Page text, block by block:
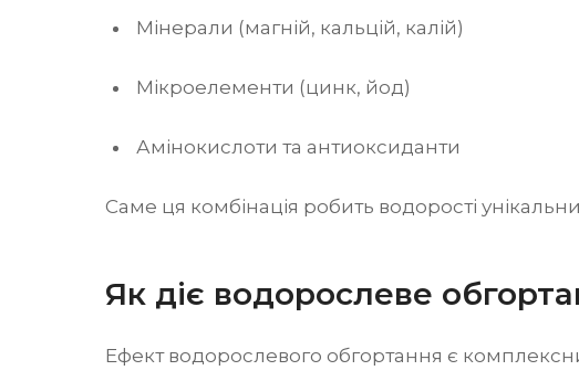
Мінерали (магній, кальцій, калій)
Мікроелементи (цинк, йод)
Амінокислоти та антиоксиданти
Саме ця комбінація робить водорості
Як діє водорослеве
Ефект водорослевого обгортання є